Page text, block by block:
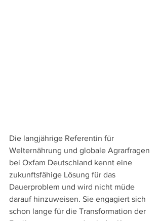
Die langjährige Referentin für
Welternährung und globale Agrarfragen
bei Oxfam Deutschland kennt eine
zukunftsfähige Lösung für das
Dauerproblem und wird nicht müde
darauf hinzuweisen. Sie engagiert sich
schon lange für die Transformation der